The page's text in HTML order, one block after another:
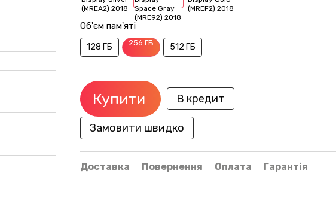
Об'єм пам'яті
128 ГБ 256 ГБ 512 ГБ
Купити В кредит
Замовити швидко
Доставка Повернення Оплата Гарантія